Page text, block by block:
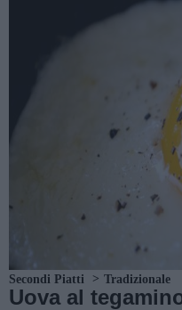
Secondi Piatti Tradizionale
Uova al